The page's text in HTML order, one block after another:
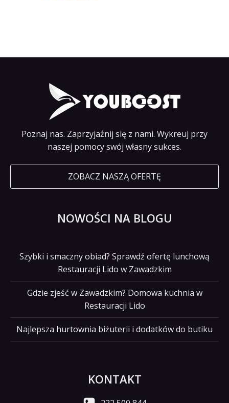
Poznaj nas. Zaprzyjaźnij się z nami. Wykreuj przy
naszej pomocy swój własny sukces.
ZOBACZ NASZĄ OFERTĘ
NOWOŚCI NA BLOGU
Szybki i smaczny obiad? Sprawdź ofertę lunchową
Restauracji Lido w Zawadzkim
Gdzie zjeść w Zawadzkim? Domowa kuchnia w
Restauracji Lido
Najlepsza hurtownia biżuterii i dodatków do butiku
KONTAKT